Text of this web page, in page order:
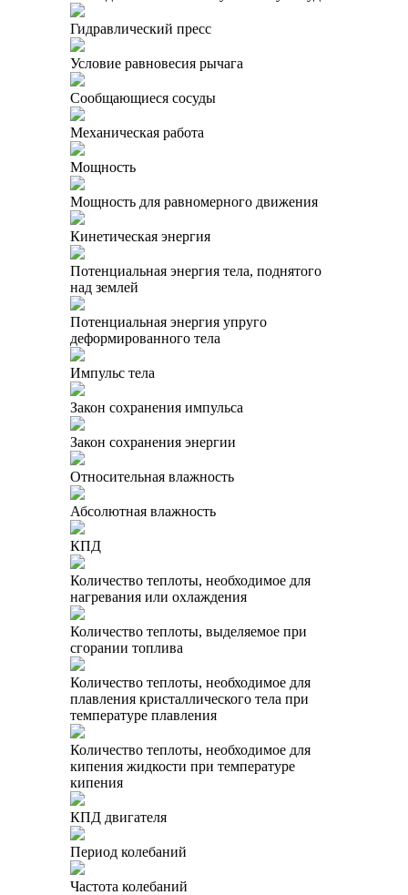
Гидравлический пресс
Условие равновесия рычага
Сообщающиеся сосуды
Механическая работа
Мощность
Мощность для равномерного движения
Кинетическая энергия
Потенциальная энергия тела, поднятого
над землей
Потенциальная энергия упруго
деформированного тела
Импульс тела
Закон сохранения импульса
Закон сохранения энергии
Относительная влажность
Абсолютная влажность
КПД
Количество теплоты, необходимое для
нагревания или охлаждения
Количество теплоты, выделяемое при
сгорании топлива
Количество теплоты, необходимое для
плавления кристаллического тела при
температуре плавления
Количество теплоты, необходимое для
кипения жидкости при температуре
кипения
КПД двигателя
Период колебаний
Частота колебаний